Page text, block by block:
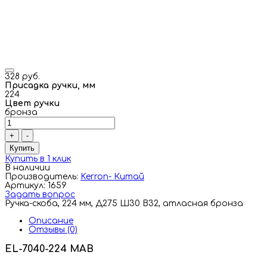
328 руб.
Присадка ручки, мм
224
Цвет ручки
бронза
+
-
Купить
Купить в 1 клик
В наличии
Производитель: Kerron- Китай
Артикул: 1659
Задать вопрос
Ручка-скоба, 224 мм, Д275 Ш30 В32, атласная бронза
Описание
Отзывы (0)
EL-7040-224 MAB